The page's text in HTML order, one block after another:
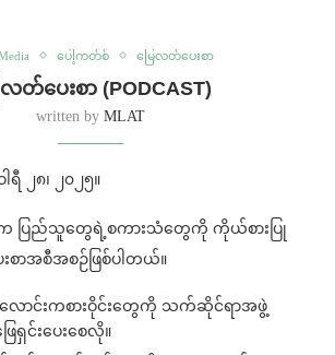
ပေါ့ကတ်စ် မြေလတ်ပေးစာ
လတ်ပေးစာ (PODCAST)
written by MLAT
၂၈၊ ၂၀၂၅။
ပြည်သူတွေရဲ့စကားသံတွေကို ကိုယ်စားပြု
စာအစီအစဉ်ဖြစ်ပါတယ်။
ောင်းကစားဝိုင်းတွေကို သက်ဆိုင်ရာအဖွဲ့
ရှင်းပေးစေလို။